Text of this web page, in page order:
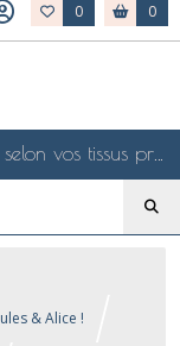
0 0
Choisissez un modèle et personnalisez-le selon vos tissus préférés de mes collections en ligne, je le confectionnerai selon vos souhaits
& Alice !